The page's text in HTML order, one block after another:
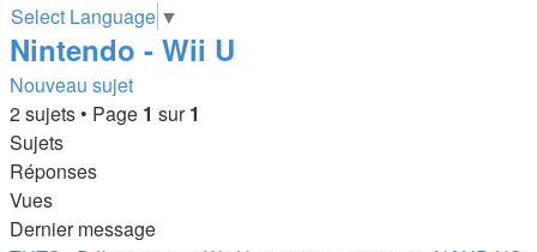
Select Language ▼
Nintendo - Wii U
Nouveau sujet
2 sujets • Page 1 sur1
Sujets
Réponses
Vues
Dernier message